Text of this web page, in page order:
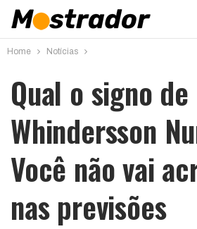
Home Notícias
Qual o signo de
Whindersson
Você não vai
nas previsões